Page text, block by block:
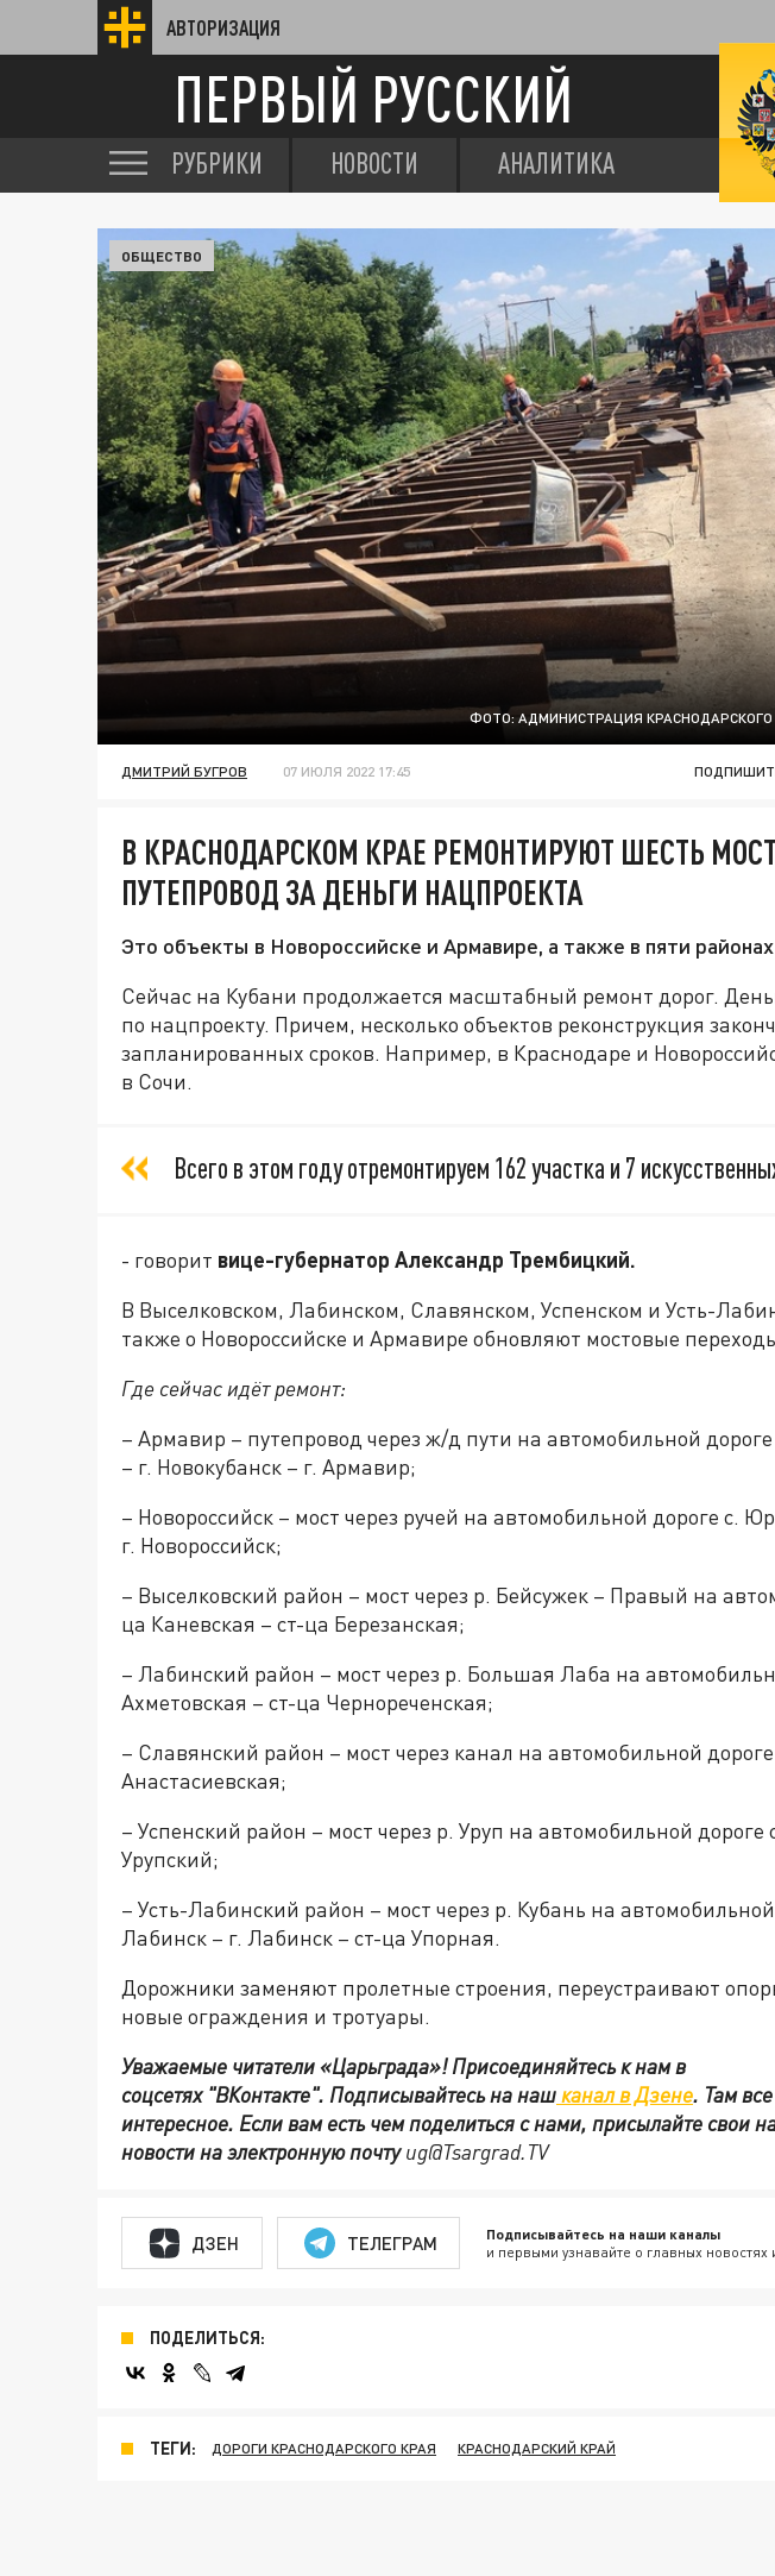
АВТОРИЗАЦИЯ
ПЕРВЫЙ РУССКИЙ
РУБРИКИ НОВОСТИ АНАЛИТИКА
ФОТО: АДМИНИСТРАЦИЯ КРАСНОДАРСКОГО
ОБЩЕСТВО
ДМИТРИЙ БУГРОВ 07 ИЮЛЯ 2022 17:45
В КРАСНОДАРСКОМ КРАЕ РЕМОНТИРУЮТ ШЕСТЬ
ПУТЕПРОВОД ЗА ДЕНЬГИ НАЦПРОЕКТА
Это объекты в Новороссийске и Армавире, а также в пяти
Сейчас на Кубани продолжается масштабный ремонт дорог.
по нацпроекту. Причем, несколько объектов реконструкция
запланированных сроков. Например, в Краснодаре и
в Сочи.
Всего в этом году отремонтируем 162 участка и 7
- говорит вице-губернатор Александр Трембицкий.
В Выселковском, Лабинском, Славянском, Успенском и Усть-
также о Новороссийске и Армавире обновляют мостовые
Где сейчас идёт ремонт:
– Армавир – путепровод через ж/д пути на автомобильной
– г. Новокубанск – г. Армавир;
– Новороссийск – мост через ручей на автомобильной дороге с.
г. Новороссийск;
– Выселковский район – мост через р. Бейсужек – Правый на
ца Каневская – ст-ца Березанская;
– Лабинский район – мост через р. Большая Лаба на
Ахметовская – ст-ца Чернореченская;
– Славянский район – мост через канал на автомобильной
Анастасиевская;
– Успенский район – мост через р. Уруп на автомобильной дороге
Урупский;
– Усть-Лабинский район – мост через р. Кубань на автомобильной
Лабинск – г. Лабинск – ст-ца Упорная.
Дорожники заменяют пролетные строения, переустраивают
новые ограждения и тротуары.
Уважаемые читатели «Царьграда»!Присоединяйтесь к нам в
соцсетях"ВКонтакте". Подписывайтесь на нашканал в Дзене. Там
интересное. Если вам есть чем поделиться с нами, присылайте свои
новости на электронную почтуug@Tsargrad.TV
ДЗЕН ТЕЛЕГРАМ Подписывайтесь на наши каналы
и первыми узнавайте о главных
ПОДЕЛИТЬСЯ:
ТЕГИ: ДОРОГИ КРАСНОДАРСКОГО КРАЯ КРАСНОДАРСКИЙ КРАЙ